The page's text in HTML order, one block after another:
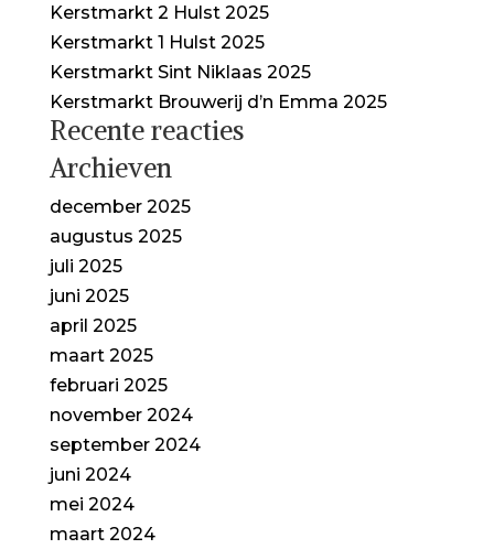
Kerstmarkt 2 Hulst 2025
Kerstmarkt 1 Hulst 2025
Kerstmarkt Sint Niklaas 2025
Kerstmarkt Brouwerij d’n Emma 2025
Recente reacties
Archieven
december 2025
augustus 2025
juli 2025
juni 2025
april 2025
maart 2025
februari 2025
november 2024
september 2024
juni 2024
mei 2024
maart 2024